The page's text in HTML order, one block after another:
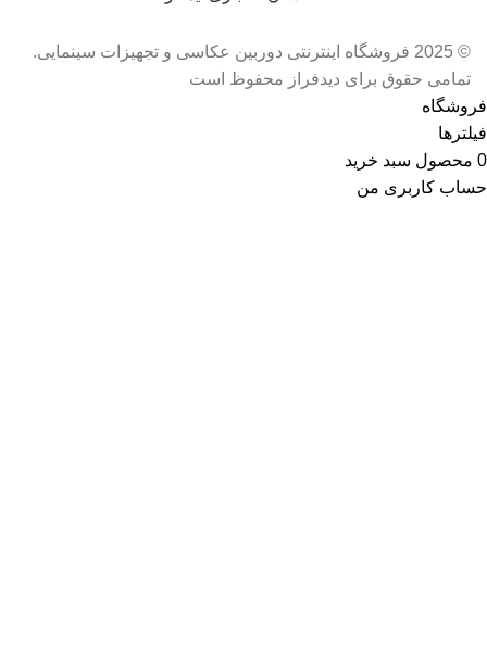
© 2025 فروشگاه اینترنتی دوربین عکاسی و تجهیزات سینمایی.
تمامی حقوق برای دیدفراز محفوظ است
فروشگاه
فیلترها
0 محصول سبد خرید
حساب کاربری من